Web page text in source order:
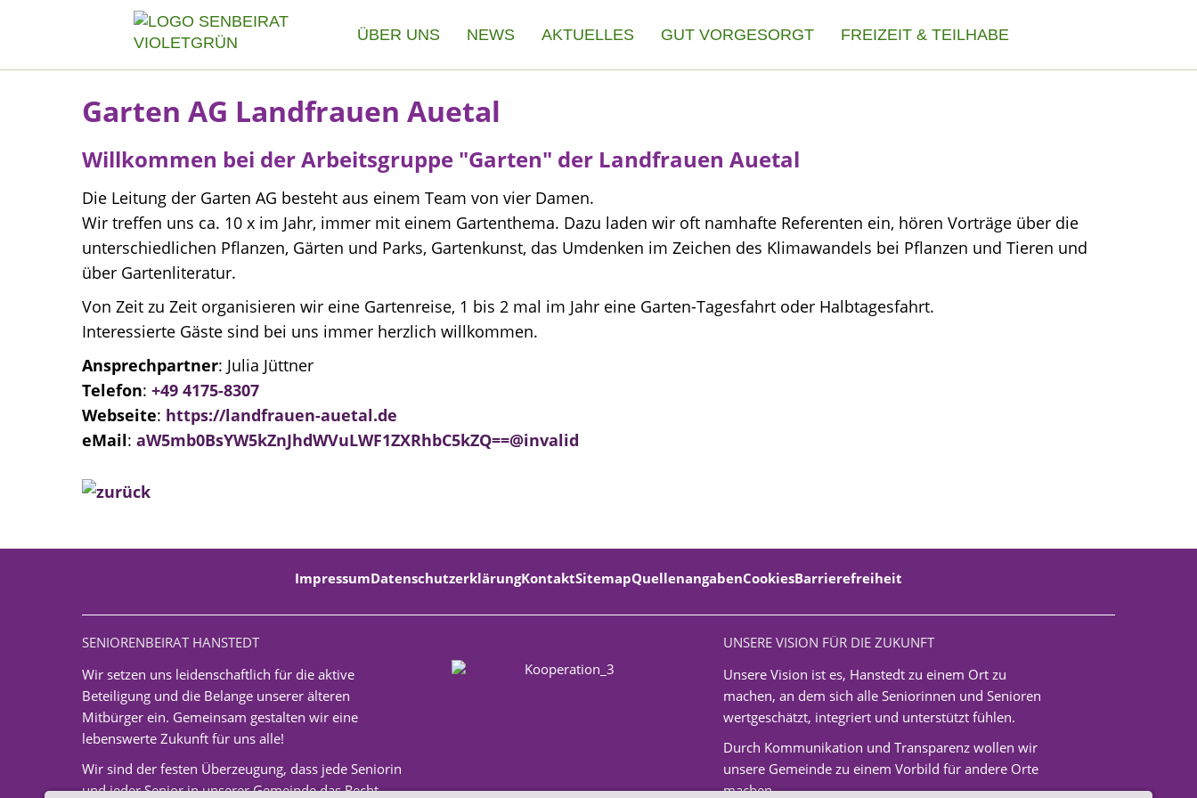
ÜBER UNS NEWS AKTUELLES GUT VORGESORGT FREIZEIT & TEILHABE
Garten AG Landfrauen Auetal
Willkommen bei der Arbeitsgruppe "Garten" der Landfrauen Auetal
Die Leitung der Garten AG besteht aus einem Team von vier Damen.
Wir treffen uns ca. 10 x im Jahr, immer mit einem Gartenthema. Dazu laden wir oft namhafte Referenten ein, hören Vorträge über die
unterschiedlichen Pflanzen, Gärten und Parks, Gartenkunst, das Umdenken im Zeichen des Klimawandels bei Pflanzen und Tieren und
über Gartenliteratur.
Von Zeit zu Zeit organisieren wir eine Gartenreise, 1 bis 2 mal im Jahr eine Garten-Tagesfahrt oder Halbtagesfahrt.
Interessierte Gäste sind bei uns immer herzlich willkommen.
Ansprechpartner: Julia Jüttner
Telefon: +49 4175-8307
Webseite: https://landfrauen-auetal.de
eMail: aW5mb0BsYW5kZnJhdWVuLWF1ZXRhbC5kZQ==@invalid
ImpressumDatenschutzerklärungKontaktSitemapQuellenangabenCookiesBarrierefreiheit
SENIORENBEIRAT HANSTEDT
Wir setzen uns leidenschaftlich für die aktive
Beteiligung und die Belange unserer älteren
Mitbürger ein. Gemeinsam gestalten wir eine
lebenswerte Zukunft für uns alle!
Wir sind der festen Überzeugung, dass jede Seniorin
und jeder Senior in unserer Gemeinde das Recht
UNSERE VISION FÜR DIE ZUKUNFT
Unsere Vision ist es, Hanstedt zu einem Ort zu
machen, an dem sich alle Seniorinnen und Senioren
wertgeschätzt, integriert und unterstützt fühlen.
Durch Kommunikation und Transparenz wollen wir
unsere Gemeinde zu einem Vorbild für andere Orte
machen.